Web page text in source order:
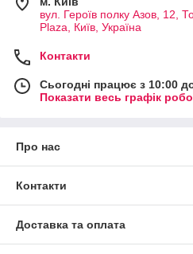
вул. Героїв полку Азов, 12,
Plaza, Київ, Україна
Контакти
Сьогодні працює з 10:00
Показати весь графік
Про нас
Контакти
Доставка та оплата